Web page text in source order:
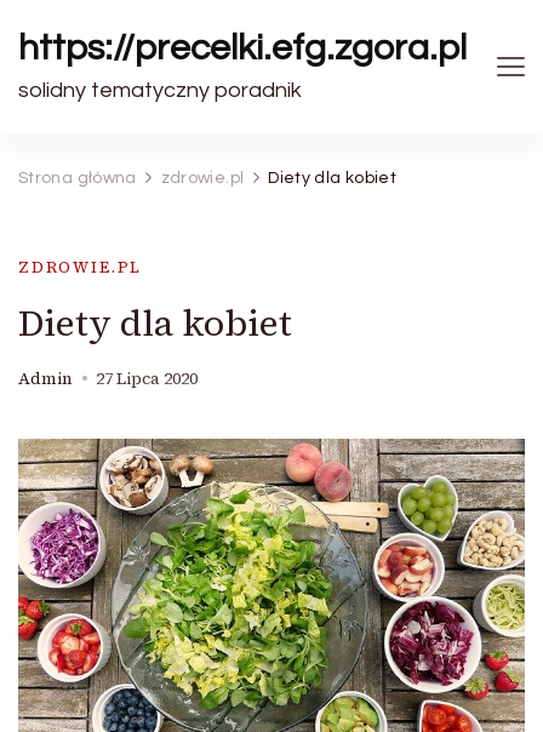
https://precelki.efg.zgora.pl
solidny tematyczny poradnik
Strona główna zdrowie.pl Diety dla kobiet
ZDROWIE.PL
Diety dla kobiet
Admin 27 Lipca 2020